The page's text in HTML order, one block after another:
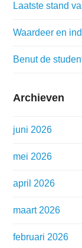
Laatste stand
Waardeer en
Benut de
Archieven
juni 2026
mei 2026
april 2026
maart 2026
februari 2026